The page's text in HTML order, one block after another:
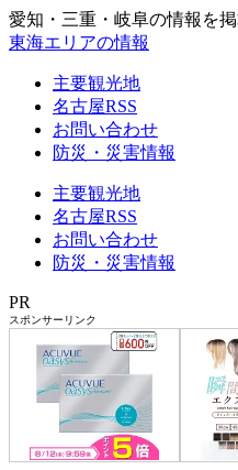
愛知・三重・岐阜の情報を
東海エリアの情報
主要観光地
名古屋RSS
お問い合わせ
防災・災害情報
主要観光地
名古屋RSS
お問い合わせ
防災・災害情報
PR
スポンサーリンク